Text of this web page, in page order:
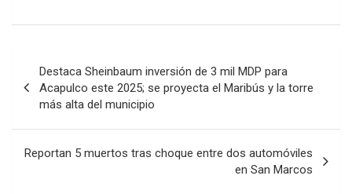
de
entradas
Destaca Sheinbaum inversión de 3 mil MDP para
Acapulco este 2025; se proyecta el Maribús y la torre
más alta del municipio
Reportan 5 muertos tras choque entre dos automóviles
en San Marcos